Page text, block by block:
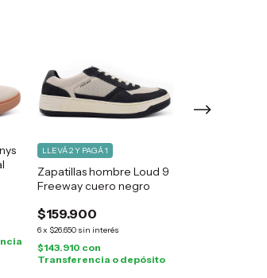
Zapatillas hombre Loud 9
Freeway cuero negro
$159.900
6x $26.650 sin interés
LLEVÁ 2 Y PAGÁ 1
$143.910 con
Transferencia o depósito